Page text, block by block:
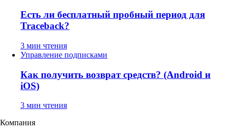
Есть ли бесплатный пробный период для
Traceback?
3 мин чтения
Управление подписками
Как получить возврат средств? (Android и
iOS)
3 мин чтения
Компания